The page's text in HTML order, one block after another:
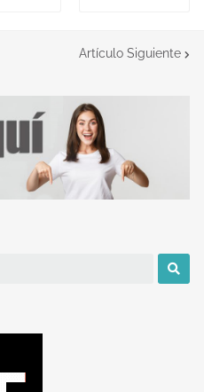
Artículo Siguiente